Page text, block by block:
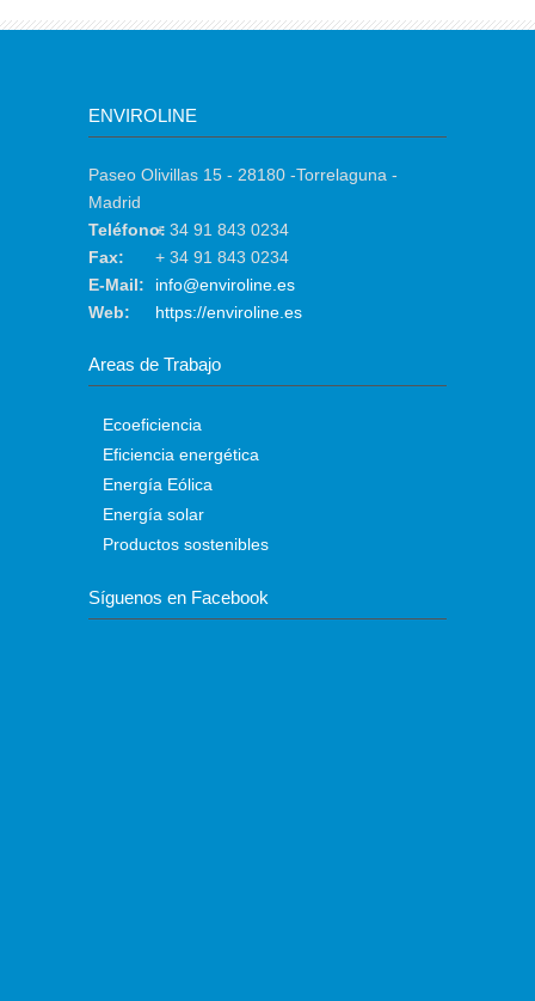
ENVIROLINE
Paseo Olivillas 15 - 28180 -Torrelaguna -
Madrid
Teléfono:+ 34 91 843 0234
Fax:
+ 34 91 843 0234
E-Mail:
info@enviroline.es
Web:
https://enviroline.es
Areas de Trabajo
Ecoeficiencia
Eficiencia energética
Energía Eólica
Energía solar
Productos sostenibles
Síguenos en Facebook